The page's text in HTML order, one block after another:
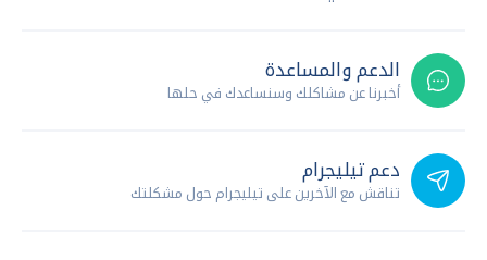
الدعم والمساعدة
أخبرنا عن مشاكلك وسنساعدك في حلها
دعم تيليجرام
تناقش مع الآخرين على تيليجرام حول مشكلتك